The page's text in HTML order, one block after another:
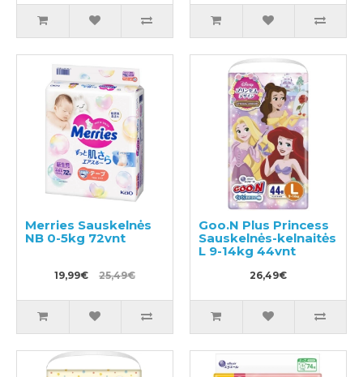
Merries Sauskelnės
NB 0-5kg 72vnt
19,99€ 25,49€
Goo.N Plus Princess
Sauskelnės-kelnaitės
L 9-14kg 44vnt
26,49€